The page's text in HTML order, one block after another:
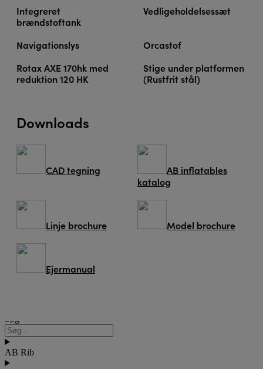
Integreret
brændstoftank
Vedligeholdelsessæt
Navigationslys
Orcastof
Rotax AXE 170hk med
reduktion 120 HK
Stige under platformen
(Rustfrit stål)
Downloads
CAD tegning
AB inflatables
katalog
Linje brochure Model brochure
Ejermanual
Søg
AB Rib